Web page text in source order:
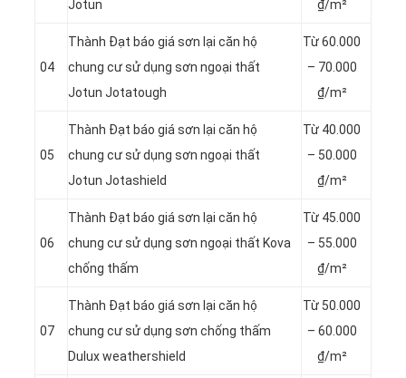
Jotun
₫/m²
04
Thành Đạt báo giá sơn lại căn hộ
chung cư sử dụng sơn ngoại thất
Jotun Jotatough
Từ 60.000
– 70.000
₫/m²
05
Thành Đạt báo giá sơn lại căn hộ
chung cư sử dụng sơn ngoại thất
Jotun Jotashield
Từ 40.000
– 50.000
₫/m²
06
Thành Đạt báo giá sơn lại căn hộ
chung cư sử dụng sơn ngoại thất Kova
chống thấm
Từ 45.000
– 55.000
₫/m²
07
Thành Đạt báo giá sơn lại căn hộ
chung cư sử dụng sơn chống thấm
Dulux weathershield
Từ 50.000
– 60.000
₫/m²